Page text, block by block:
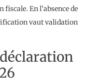
En l’absence de
vaut validation